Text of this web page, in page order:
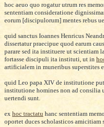
hoc aeuo quo rogatur utrum res
sententiam consideratione
eorum [discipulorum] mentes rebus
quid sanctus Ioannes Henricus
dissertatur praecipue quod earum
parare sed ita instituere ut scientiam
fortasse discipuli ita instituti, ut in
artificialem in muneribus superstites
quid Leo papa XIV de institutione
institutione homines non ad consilia
uertendi sunt.
ex hoc tractatu hanc sententiam
oportet duces scholasticos amicitiam